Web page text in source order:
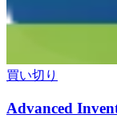
買い切り
Advanced